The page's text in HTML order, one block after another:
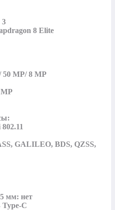
3
8 Elite
50 MP/ 8 MP
GALILEO, BDS, QZSS,
мм: нет
Type-C